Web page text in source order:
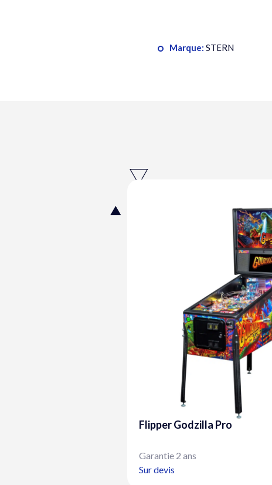
Marque: STERN
Flipper Godzilla Pro
Garantie 2 ans
Sur devis